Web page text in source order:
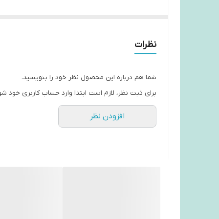
نظرات
شما هم درباره این محصول نظر خود را بنویسید.
برای ثبت نظر، لازم است ابتدا وارد حساب کاربری خود
افزودن نظر